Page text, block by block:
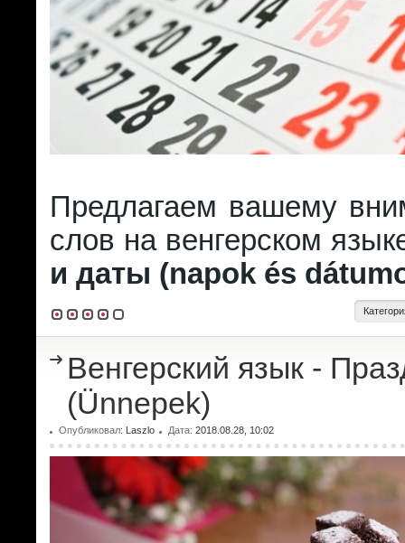
Предлагаем вашему
слов на венгерском
и даты (napok és
Венгерский язык -
(Ünnepek)
Опубликовал: Laszlo Дата: 2018.08.28, 10:02